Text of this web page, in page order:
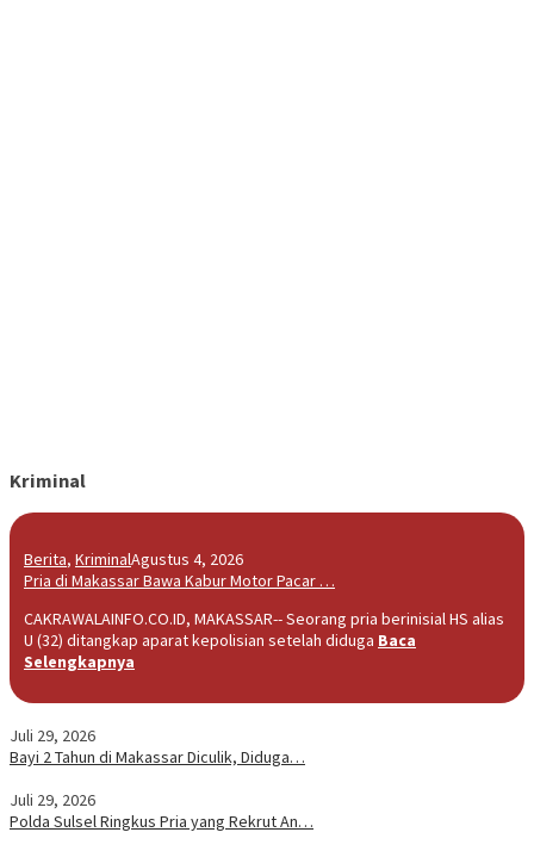
Kriminal
Berita, KriminalAgustus 4, 2026
Pria di Makassar Bawa Kabur Motor Pacar …
CAKRAWALAINFO.CO.ID, MAKASSAR-- Seorang pria berinisial HS alias
U (32) ditangkap aparat kepolisian setelah diduga Baca
Selengkapnya
Juli 29, 2026
Bayi 2 Tahun di Makassar Diculik, Diduga…
Juli 29, 2026
Polda Sulsel Ringkus Pria yang Rekrut An…